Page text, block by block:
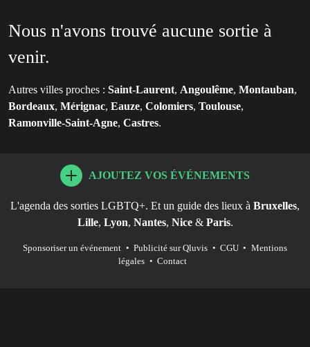
Nous n'avons trouvé aucune sortie à
venir.
Autres villes proches : Saint-Laurent, Angoulême, Montauban,
Bordeaux, Mérignac, Eauze, Colomiers, Toulouse,
Ramonville-Saint-Agne, Castres.
AJOUTEZ VOS ÉVÉNEMENTS
L'agenda des sorties LGBTQ+. Et un guide des lieux à Bruxelles,
Lille, Lyon, Nantes, Nice& Paris.
Sponsoriser un événement • Publicité sur Qluvis • CGU • Mentions
légales • Contact